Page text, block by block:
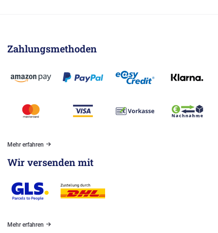
Zahlungsmethoden
Mehr erfahren
Wir versenden mit
Mehr erfahren